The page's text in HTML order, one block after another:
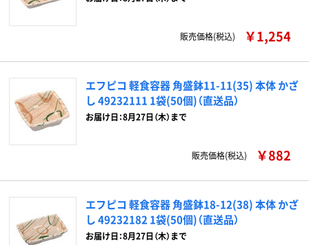
販売価格(税込) ￥1,254
エフピコ 軽食容器 角盛鉢11-11(35) 本体 かざ
し 49232111 1袋(50個)（直送品）
お届け日：8月27日（木）まで
販売価格(税込) ￥882
エフピコ 軽食容器 角盛鉢18-12(38) 本体 かざ
し 49232182 1袋(50個)（直送品）
お届け日：8月27日（木）まで